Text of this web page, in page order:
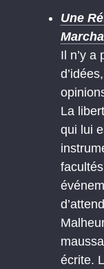
Une
Il n’y a
La
qui lui
écrite.